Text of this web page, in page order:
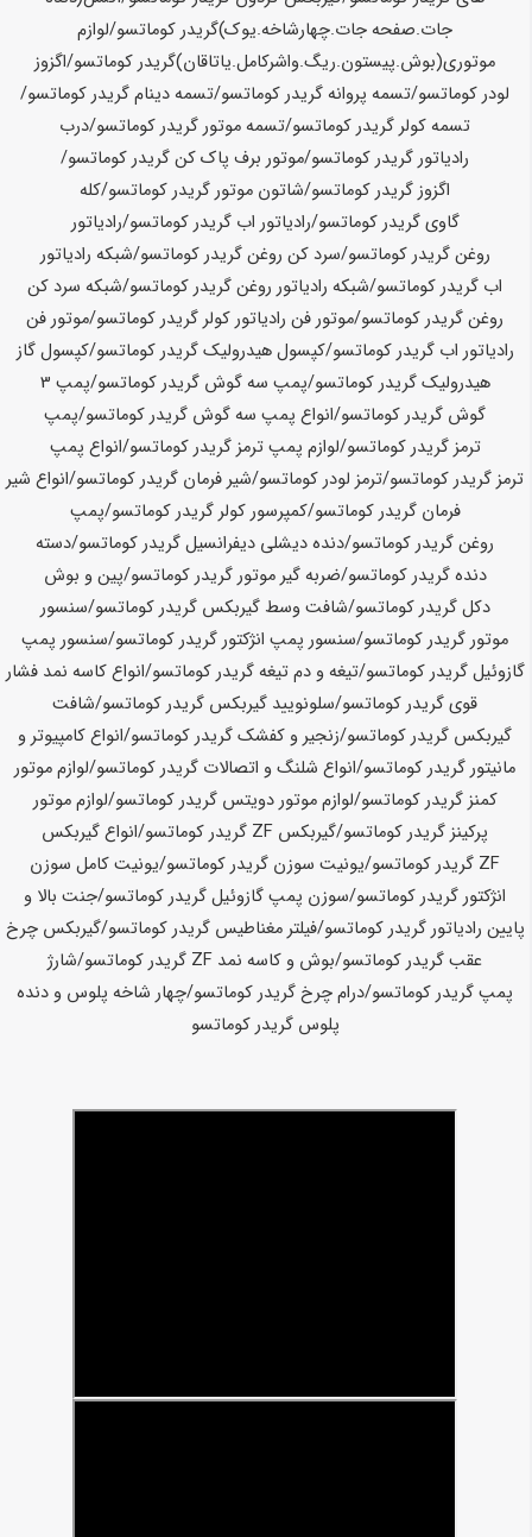
جات.صفحه جات.چهارشاخه.یوک)گریدرکوماتسو/لوازم
موتوری(بوش.پیستون.ریگ.واشرکامل.یاتاقان)گریدرکوماتسو/اگزوز
لودرکوماتسو/تسمه پروانه گریدرکوماتسو/تسمه دینام گریدرکوماتسو/
تسمه کولر گریدرکوماتسو/تسمه موتور گریدرکوماتسو/درب
رادیاتور گریدرکوماتسو/موتور برف پاک کن گریدرکوماتسو/
اگزوز گریدرکوماتسو/شاتون موتور گریدرکوماتسو/کله
گاوی گریدرکوماتسو/رادیاتور اب گریدرکوماتسو/رادیاتور
روغن گریدرکوماتسو/سرد کن روغن گریدرکوماتسو/شبکه رادیاتور
اب گریدرکوماتسو/شبکه رادیاتور روغن گریدرکوماتسو/شبکه سرد کن
روغن گریدرکوماتسو/موتور فن رادیاتور کولر گریدرکوماتسو/موتور فن
رادیاتور اب گریدرکوماتسو/کپسول هیدرولیک گریدرکوماتسو/کپسول گاز
هیدرولیک گریدرکوماتسو/پمپ سه گوش گریدرکوماتسو
/پمپ 3
گوش گریدرکوماتسو/انواع پمپ سه گوش گریدرکوماتسو/پمپ
ترمز گریدرکوماتسو/لوازم پمپ ترمز گریدرکوماتسو/انواع پمپ
ترمز گریدرکوماتسو/ترمز لودرکوماتسو/شیر فرمان گریدرکوماتسو/انواع شیر
فرمان گریدرکوماتسو/کمپرسور کولر گریدرکوماتسو/پمپ
روغن گریدرکوماتسو/دنده دیشلی دیفرانسیل گریدرکوماتسو/دسته
دنده گریدرکوماتسو/ضربه گیر موتور گریدرکوماتسو/پین و بوش
دکل گریدرکوماتسو/شافت وسط گیربکس گریدرکوماتسو/سنسور
موتور گریدرکوماتسو/سنسور پمپ انژکتور گریدرکوماتسو/سنسور پمپ
گازوئیل گریدرکوماتسو/تیغه و دم تیغه گریدرکوماتسو/انواع کاسه نمد فشار
قوی گریدرکوماتسو/سلونویید گیربکس گریدرکوماتسو/شافت
گیربکس گریدرکوماتسو/زنجیر و کفشک گریدرکوماتسو/انواع کامپیوتر و
مانیتور گریدرکوماتسو/انواع شلنگ و اتصالات گریدرکوماتسو/لوازم موتور
کمنز گریدرکوماتسو/لوازم موتور دویتس گریدرکوماتسو/لوازم موتور
پرکینز گریدرکوماتسو/گیربکس ZF گریدر کوماتسو/انواع گیربکس
ZF گریدر
کوماتسو/یونیت سوزن گریدرکوماتسو/یونیت کامل سوزن
انژکتور گریدرکوماتسو/سوزن پمپ گازوئیل گریدرکوماتسو/جنت بالا و
پایین رادیاتور گریدرکوماتسو/فیلتر مغناطیس گریدرکوماتسو/گیربکس چرخ
عقب گریدرکوماتسو/بوش و کاسه نمد ZF گریدر کوماتسو/شارژ
پمپ گریدرکوماتسو/درام چرخ گریدرکوماتسو/چهار شاخه پلوس و دنده
پلوس گریدرکوماتسو